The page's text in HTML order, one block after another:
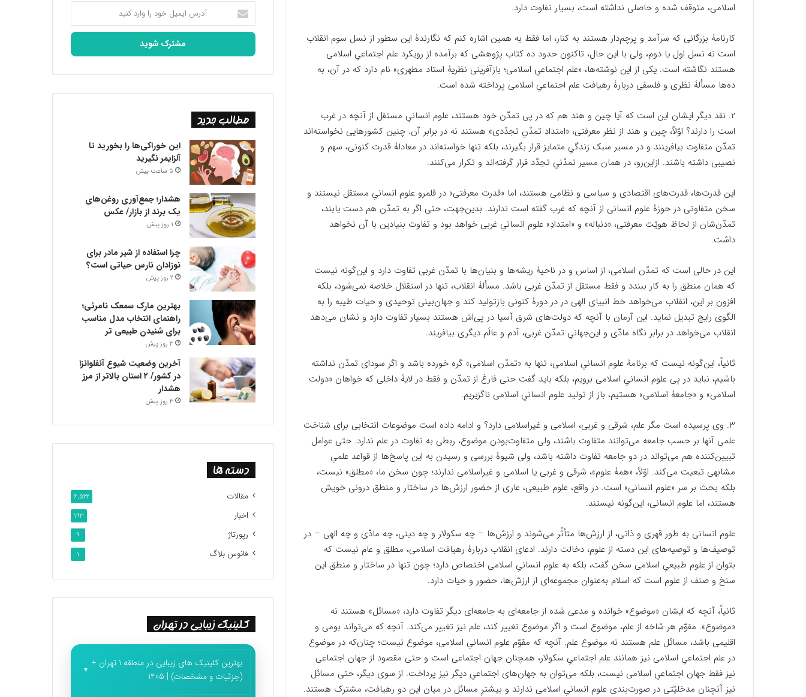
اسلامی، متوقف شده و حاصلی نداشته است، بسیار تفاوت دارد.
کارنامۀ بزرگانی که سرآمد و پرچم‌دار هستند به کنار، اما فقط به همین اشاره کنم که نگارندۀ این سطور از نسل سوم انقلاب
است نه نسل اول یا دوم، ولی با این حال، تاکنون حدود ده کتاب پژوهشی که برآمده از رویکرد علم اجتماعیِ اسلامی
هستند نگاشته است. یکی از این نوشته‌ها، «علم اجتماعیِ اسلامی؛ بازآفرینی نظریۀ استاد مطهری» نام دارد که در آن، به
ده‌ها مسألۀ نظری و فلسفی دربارۀ رهیافت علم اجتماعیِ اسلامی پرداخته شده است.
2. نقد دیگر ایشان این است که آیا چین و هند هم که در پی تمدّن خود هستند، علوم انسانیِ مستقل از آنچه در غرب
است را دارند؟ اوّلاً، چین و هند از نظر معرفتی، «امتداد تمدّنِ تجدّدی» هستند نه در برابر آن. چنین کشورهایی نخواسته‌اند
تمدّن متفاوت بیافرینند و در مسیر سبک زندگیِ متمایز قرار بگیرند، بلکه تنها خواسته‌اند در معادلۀ قدرت کنونی، سهم و
نصیبی داشته‌ باشند. ازاین‌رو، در همان مسیر تمدّنیِ تجدّد قرار گرفته‌اند و تکرار می‌کنند.
این قدرت‌ها، قدرت‌های اقتصادی و سیاسی و نظامی هستند، اما «قدرت معرفتی» در قلمرو علوم انسانیِ مستقل نیستند و
سخن متفاوتی در حوزۀ علوم انسانی از آنچه که غرب گفته است ندارند. بدین‌جهت، حتی اگر به تمدّن هم دست یابند،
تمدّن‌شان از لحاظ هویّت معرفتی، «دنباله» و «امتدادِ» علوم انسانیِ غربی خواهد بود و تفاوت بنیادین با آن نخواهد
داشت.
این در حالی است که تمدّن اسلامی، از اساس و در ناحیۀ ریشه‌ها و بنیان‌ها با تمدّن غربی تفاوت دارد و این‌گونه نیست
که همان منطق را به کار ببندد و فقط مستقل از تمدّن غربی باشد. مسألۀ انقلاب، تنها در استقلال خلاصه نمی‌شود، بلکه
افزون بر این، انقلاب می‌خواهد خط انبیای الهی در در دورۀ کنونی بازتولید کند و جهان‌بینی توحیدی و حیات طیبه را به
الگوی رایج تبدیل نماید. این آرمان با آنچه که دولت‌های شرق آسیا در پی‌اش هستند بسیار تفاوت دارد و نشان می‌دهد
انقلاب می‌خواهد در برابر نگاه مادّی و این‌جهانیِ تمدّن غربی، آدم و عالَم دیگری بیافریند.
ثانیاً، این‌گونه نیست که برنامۀ علوم انسانیِ اسلامی، تنها به «تمدّن‌ اسلامی» گره خورده باشد و اگر سودای تمدّن نداشته
باشیم، نباید در پی علوم انسانیِ اسلامی برویم، بلکه باید گفت حتی فارغ از تمدّن و فقط در لایۀ داخلی که خواهان «دولت
اسلامی» و «جامعۀ اسلامی» هستیم، باز از تولید علوم انسانیِ اسلامی ناگزیریم.
3. وی پرسیده است مگر علم، شرقی و غربی، اسلامی و غیراسلامی دارد؟ و ادامه داده است موضوعات انتخابی برای شناخت
علمی آنها بر حسب جامعه می‌توانند متفاوت باشند، ولی متفاوت‌بودن موضوع، ربطی به تفاوت در علم ندارد. حتی عوامل
تبیین‌کننده هم می‌تواند در دو جامعه تفاوت داشته باشد، ولی شیوۀ بررسی و رسیدن به این پاسخ‌ها از قواعد علمیِ
مشابهی تبعیت می‌کند. اوّلاً، «همۀ علوم»، شرقی و غربی یا اسلامی و غیراسلامی ندارند؛ چون سخن ما، «مطلق» نیست،
بلکه بحث بر سر «علوم انسانی» است. در واقع، علوم طبیعی، عاری از حضور ارزش‌ها در ساختار و منطق درونی خویش
هستند، اما علوم انسانی، این‌گونه نیستند.
علوم انسانی به طور قهری و ذاتی، از ارزش‌ها متأثّر می‌شوند و ارزش‌ها – چه سکولار و چه دینی، چه مادّی و چه الهی – در
توصیف‌ها و توصیه‌های این دسته از علوم، دخالت دارند. ادعای انقلاب دربارۀ رهیافت اسلامی، مطلق و عام نیست که
بتوان از علوم طبیعیِ اسلامی سخن گفت، بلکه به علوم انسانیِ اسلامی اختصاص دارد؛ چون تنها در ساختار و منطق این
سنخ و صنف از علوم است که اسلام به‌‌عنوان مجموعه‌ای از ارزش‌ها، حضور و حیات دارد.
ثانیاً، آنچه که ایشان «موضوع» خوانده و مدعی شده از جامعه‌ای به جامعه‌ای دیگر تفاوت دارد، «مسائل» هستند نه
«موضوع». مقوّم هر شاخه از علم، موضوع است و اگر موضوع تغییر کند، علم نیز تغییر می‌کند. آنچه که می‌تواند بومی و
اقلیمی باشد، مسائل علم هستند نه موضوع علم. آنچه که مقوّم علوم انسانیِ اسلامی، موضوع نیست؛ چنان‌که در موضوع
در علم اجتماعیِ اسلامی نیز همانند علم اجتماعیِ سکولار، همچنان جهان اجتماعی است و حتی مقصود از جهان اجتماعی
نیز فقط جهان اجتماعیِ اسلامی نیست، بلکه می‌توان به جهان‌های اجتماعیِ دیگر نیز پرداخت. از سوی دیگر، حتی مسائل
نیز آنچنان مدخلیّتی در صورت‌بندی علوم انسانیِ اسلامی ندارند و بیشترِ مسائل در میان این دو رهیافت، مشترک هستند.
آدرس
ایمیل
خود
وارد
مطالب جدید
این خوراکی‌ها را بخورید تا
آلزایمر نگیرید
5 ساعت پیش
هشدار؛ جمع‌آوری روغن‌های
یک برند از بازار/ عکس
1 روز پیش
چرا استفاده از شیر مادر برای
نوزادان نارس حیاتی است؟
2 روز پیش
بهترین مارک سمعک نامرئی؛
راهنمای انتخاب مدل مناسب
برای شنیدن طبیعی تر
3 روز پیش
آخرین وضعیت شیوع آنفلوانزا
در کشور/ ۲ استان بالاتر از مرز
هشدار
3 روز پیش
دسته ها
مقالات 6,522
اخبار 193
رپورتاژ 9
فانوس بلاگ 1
کلینیک زیبایی در تهران
بهترین کلینیک های زیبایی در منطقه 1 تهران +
(جزئیات و مشخصات) | 1405